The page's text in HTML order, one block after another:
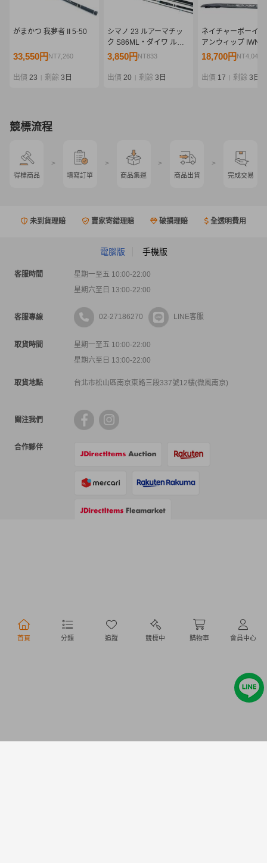
首頁 分類 追蹤 競標中 購物車 會員中心
がまかつ 我夢者 II 5-50
33,550円 NT7,260
出價 23 剩餘 3日
シマノ 23 ルアーマチッ
ク S86ML・ダイワ ルア
ーニスト 96MH 計2点 セ
3,850円 NT833
出價 20 剩餘 3日
ネイチャーボーイズ
アンウィップ
美品
18,700円 NT4,046
出價 17 剩餘 3日
競標流程
得標商品
>
填寫訂單
>
商品集運
>
商品出貨
>
完成交易
未到貨理賠 賣家寄錯理賠 破損理賠 全透明費用
電腦版 手機版
客服時間
星期一至五 10:00-22:00
星期六至日 13:00-22:00
客服專線 02-27186270 LINE客服
取貨時間
星期一至五 10:00-22:00
星期六至日 13:00-22:00
取貨地點 台北市松山區南京東路三段337號12樓(微風南京)
關注我們
合作夥伴
行動購物